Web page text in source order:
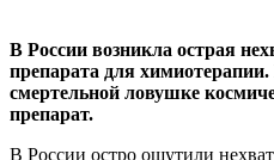
В России возникла острая
препарата для
смертельной ловушке
препарат.
В России остро ощутили